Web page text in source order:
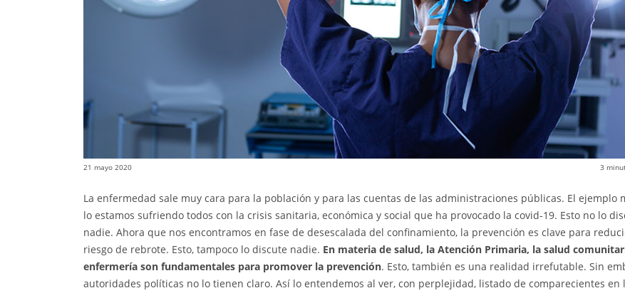
21 mayo 2020 3
La enfermedad sale muy cara para la población y para las cuentas de las administraciones públicas. El ejemplo
lo estamos sufriendo todos con la crisis sanitaria, económica y social que ha provocado la covid-19. Esto no lo
nadie. Ahora que nos encontramos en fase de desescalada del confinamiento, la prevención es clave para
riesgo de rebrote. Esto, tampoco lo discute nadie. En materia de salud, la Atención Primaria, la salud
enfermería son fundamentales para promover la prevención. Esto, también es una realidad irrefutable. Sin
autoridades políticas no lo tienen claro. Así lo entendemos al ver, con perplejidad, listado de comparecientes en